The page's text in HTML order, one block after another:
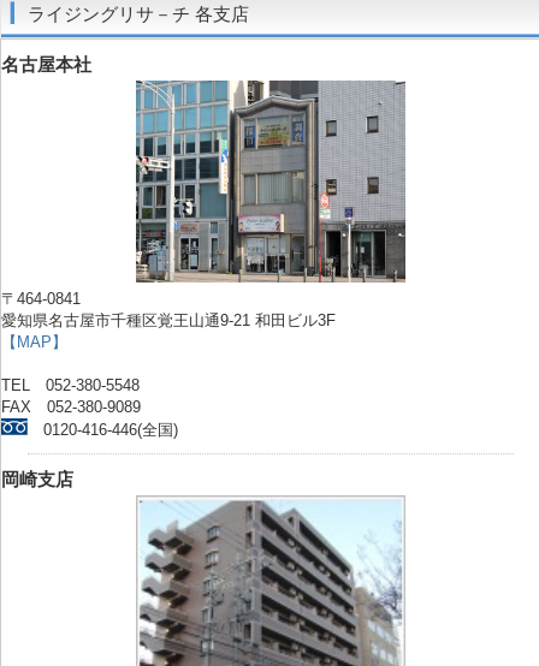
ライジングリサ－チ 各支店
名古屋本社
〒464-0841
愛知県名古屋市千種区覚王山通9-21 和田ビル3F
【MAP】
TEL 052-380-5548
FAX 052-380-9089
0120-416-446(全国)
岡崎支店